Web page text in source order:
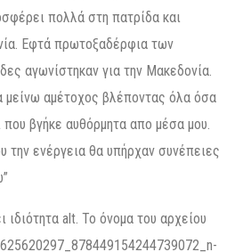
πολλά στη πατρίδα και
Εφτά πρωτοξαδέρφια των
αγωνίστηκαν για την Μακεδονία.
αμέτοχος βλέποντας όλα όσα
που βγήκε αυθόρμητα απο μέσα μου.
την ενέργεια θα υπήρχαν συνέπειες